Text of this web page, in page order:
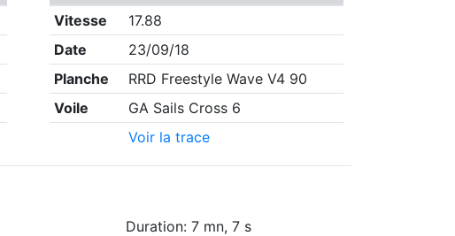
Vitesse
17.88
Date
23/09/18
Planche
RRD Freestyle Wave V4 90
Voile
GA Sails Cross 6
Voir la trace
Duration: 7 mn, 7 s